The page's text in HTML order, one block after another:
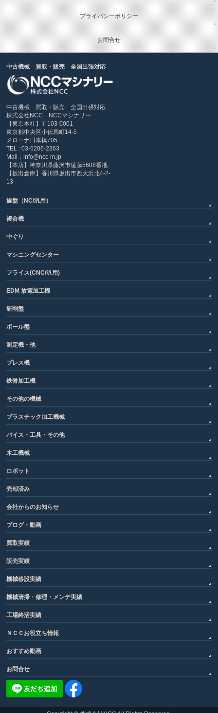
プライバシーポリシー
お問合せ
中古機械 買取・販売 全国出張対応
中古機械 買取・販売 全国出張対応
株式会社NCC NCCマシナリー
【東京本社】〒103-0001
東京都中央区小伝馬町14-5
メローナ日本橋705
TEL : 03-6206-2363
Mail：info@ncc-m.jp
【本店】神奈川県藤沢市遠藤5608番地
【坂出倉庫】香川県坂出市西大浜北4-2-
13
旋盤（NC/汎用）
複合機
中ぐり
マシニングセンター
フライス(CNC/汎用)
EDM 放電加工機
研削盤
ボール盤
測定機・他
プレス機
鉄骨加工機
その他の機械
プラスチック加工機械
バイス・工具・その他
木工機械
ロボット
売却済み
会社からのお知らせ
ブログ・動画
買取実績
販売実績
機械移設実績
機械清掃・修理・メンテ実績
工場終活実績
ＮＣＣお役立ち情報
おすすめ動画
お問合せ